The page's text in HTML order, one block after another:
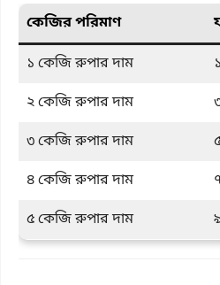
কেজির পরিমাণ
১ কেজি রুপার দাম
২ কেজি রুপার দাম
৩ কেজি রুপার দাম
৪ কেজি রুপার দাম
৫ কেজি রুপার দাম